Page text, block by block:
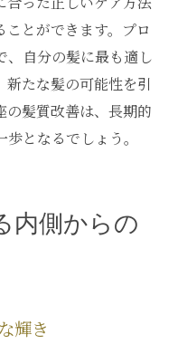
とができます。プロ
、自分の髪に最も適し
新たな髪の可能性を引
の髪質改善は、長期的
となるでしょう。
内側からの
輝き